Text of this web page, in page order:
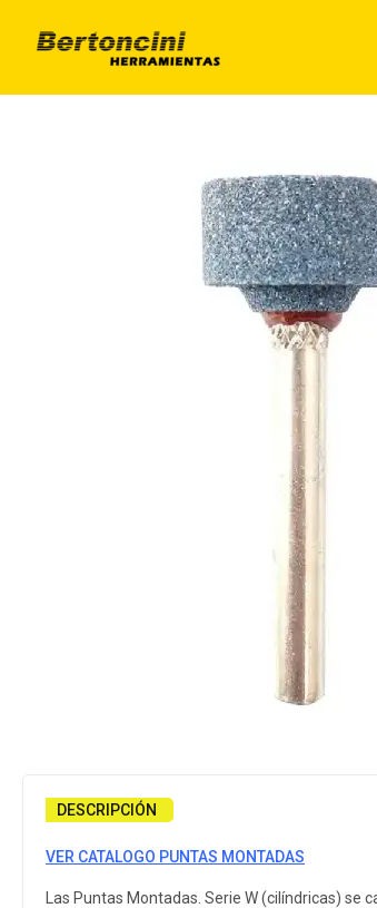
DESCRIPCIÓN
VER CATALOGO PUNTAS MONTADAS
Las Puntas Montadas. Serie W (cilíndricas)